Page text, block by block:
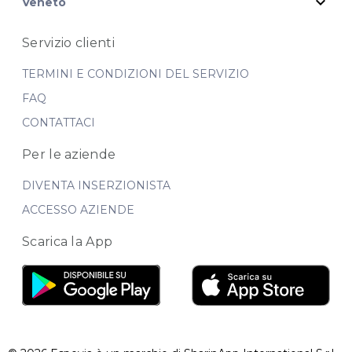
Servizio clienti
TERMINI E CONDIZIONI DEL SERVIZIO
FAQ
CONTATTACI
Per le aziende
DIVENTA INSERZIONISTA
ACCESSO AZIENDE
Scarica la App